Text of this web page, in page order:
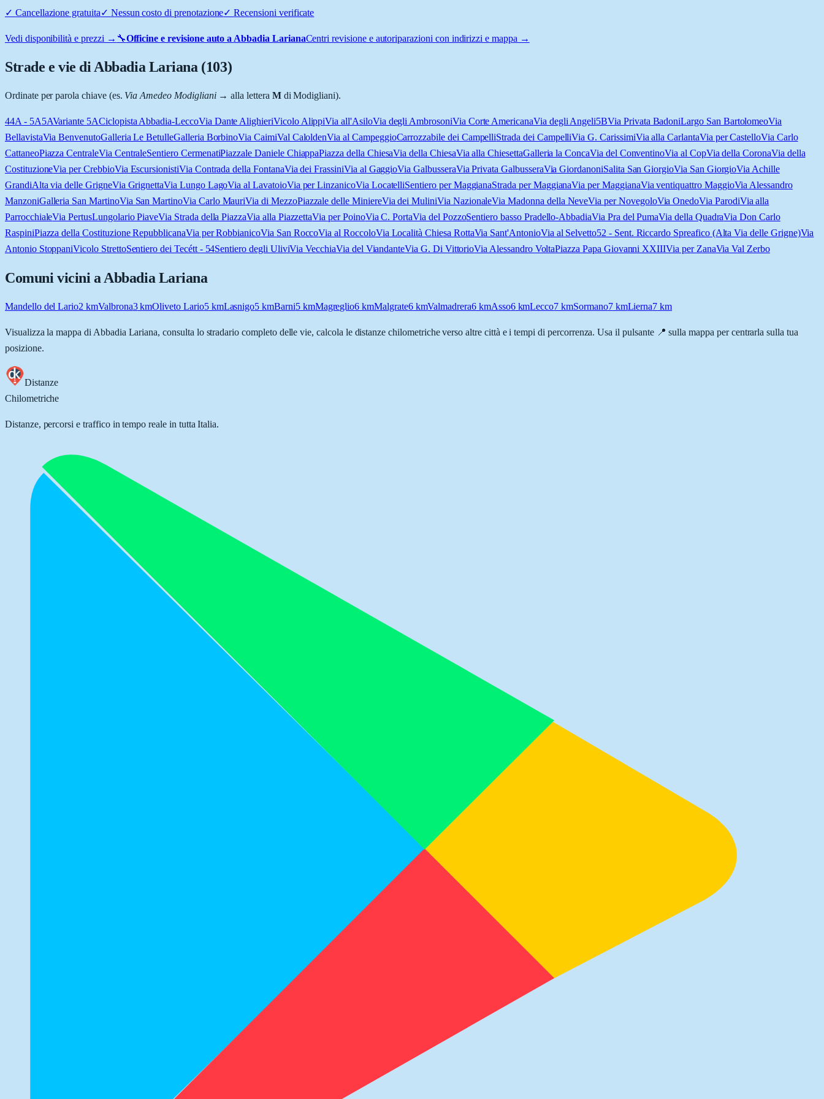
✓ Cancellazione gratuita✓ Nessun costo di prenotazione✓Recensioni verificate
Vedi disponibilità e prezzi → 🔧Officine e revisione auto a Abbadia LarianaCentri revisione e autoriparazioni con indirizzi e mappa →
Strade e vie diAbbadia Lariana (103)
Ordinate per parola chiave (es. Via Amedeo Modigliani→ alla lettera Mdi Modigliani).
44A - 5A5AVariante 5ACiclopista Abbadia-LeccoVia Dante AlighieriVicolo AlippiVia all'AsiloVia degli AmbrosoniVia Corte AmericanaVia degli Angeli5BVia Privata BadoniLargo San BartolomeoVia
BellavistaVia BenvenutoGalleria Le BetulleGalleria BorbinoVia CaimiVal CaloldenVia al CampeggioCarrozzabile dei CampelliStrada dei CampelliVia G. CarissimiVia alla CarlantaVia per CastelloVia Carlo
CattaneoPiazza CentraleVia CentraleSentiero CermenatiPiazzale Daniele ChiappaPiazza della ChiesaVia della ChiesaVia alla ChiesettaGalleria la ConcaVia del ConventinoVia al CopVia della CoronaVia della
CostituzioneVia per CrebbioVia EscursionistiVia Contrada della FontanaVia dei FrassiniVia al GaggioVia GalbusseraVia Privata GalbusseraVia GiordanoniSalita San GiorgioVia San GiorgioVia Achille
GrandiAlta via delle GrigneVia GrignettaVia Lungo LagoVia al LavatoioVia per LinzanicoVia LocatelliSentiero per MaggianaStrada per MaggianaVia per MaggianaVia ventiquattro MaggioVia Alessandro
ManzoniGalleria San MartinoVia San MartinoVia Carlo MauriVia di MezzoPiazzale delle MiniereVia dei MuliniVia NazionaleVia Madonna della NeveVia per NovegoloVia OnedoVia ParodiVia alla
ParrocchialeVia PertusLungolario PiaveVia Strada della PiazzaVia alla PiazzettaVia per PoinoVia C. PortaVia del PozzoSentiero basso Pradello-AbbadiaVia Pra del PumaVia della QuadraVia Don Carlo
RaspiniPiazza della Costituzione RepubblicanaVia per RobbianicoVia San RoccoVia al RoccoloVia Località Chiesa RottaVia Sant'AntonioVia al Selvetto52 - Sent. Riccardo Spreafico (Alta Via delle Grigne)Via
Antonio StoppaniVicolo StrettoSentiero dei Tecétt - 54Sentiero degli UliviVia VecchiaVia del ViandanteVia G. Di VittorioVia Alessandro VoltaPiazza Papa Giovanni XXIIIVia per ZanaVia Val Zerbo
Comuni vicini aAbbadia Lariana
Mandello del Lario2 kmValbrona3kmOliveto Lario5kmLasnigo5 kmBarni5kmMagreglio6 kmMalgrate6kmValmadrera6kmAsso6kmLecco7 kmSormano7kmLierna7 km
Visualizza la mappa di Abbadia Lariana, consulta lo stradario completo delle vie, calcola le distanze chilometriche verso altre città e i tempi di percorrenza. Usa il pulsante 📍 sulla mappa per centrarla sulla tua
posizione.
Distanze
Chilometriche
Distanze, percorsi e traffico in tempo reale in tutta Italia.